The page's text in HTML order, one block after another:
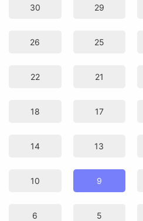
30 29
26 25
22 21
18 17
14 13
10 9
6 5